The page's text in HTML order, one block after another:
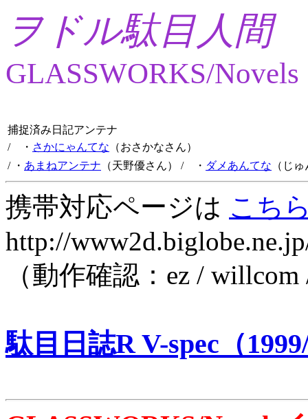
ヲドル駄目人間
GLASSWORKS/Novels
捕捉済み日記アンテナ
/ ・ さかにゃんてな （おさかなさん）
/ ・ あまねアンテナ （天野優さん） / ・ ダメあんてな （じ
携帯対応ページは こち
http://
（動作確認：ez /
駄目日誌R V-spec（